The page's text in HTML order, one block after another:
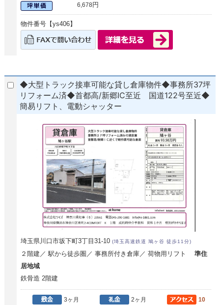
6,678円
物件番号【ys406】
◆大型トラック接車可能な貸し倉庫物件◆事務所37坪
リフォーム済◆首都高/新郷IC至近 国道122号至近◆
簡易リフト、電動シャッター
埼玉県川口市坂下町3丁目31-10(埼玉高速鉄道 鳩ヶ谷 徒歩11分)
２階建／ 駅から徒歩圏／ 事務所付き倉庫／ 荷物用リフト準住
居地域
鉄骨造 2階建
3ヶ月 2ヶ月 10